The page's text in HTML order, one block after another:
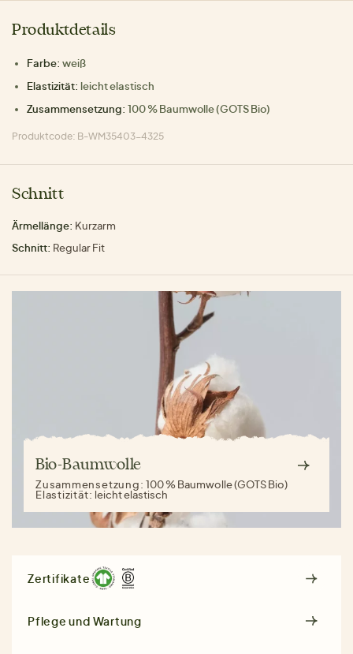
Produktdetails
Farbe: weiß
Elastizität: leicht elastisch
Zusammensetzung: 100 % Baumwolle (GOTS Bio)
Produktcode: B-WM35403-4325
Schnitt
Ärmellänge: Kurzarm
Schnitt: Regular Fit
Bio-Baumwolle
Zusammensetzung:100 % Baumwolle (GOTS Bio)
Elastizität: leicht elastisch
Zertifikate
Pflege und Wartung